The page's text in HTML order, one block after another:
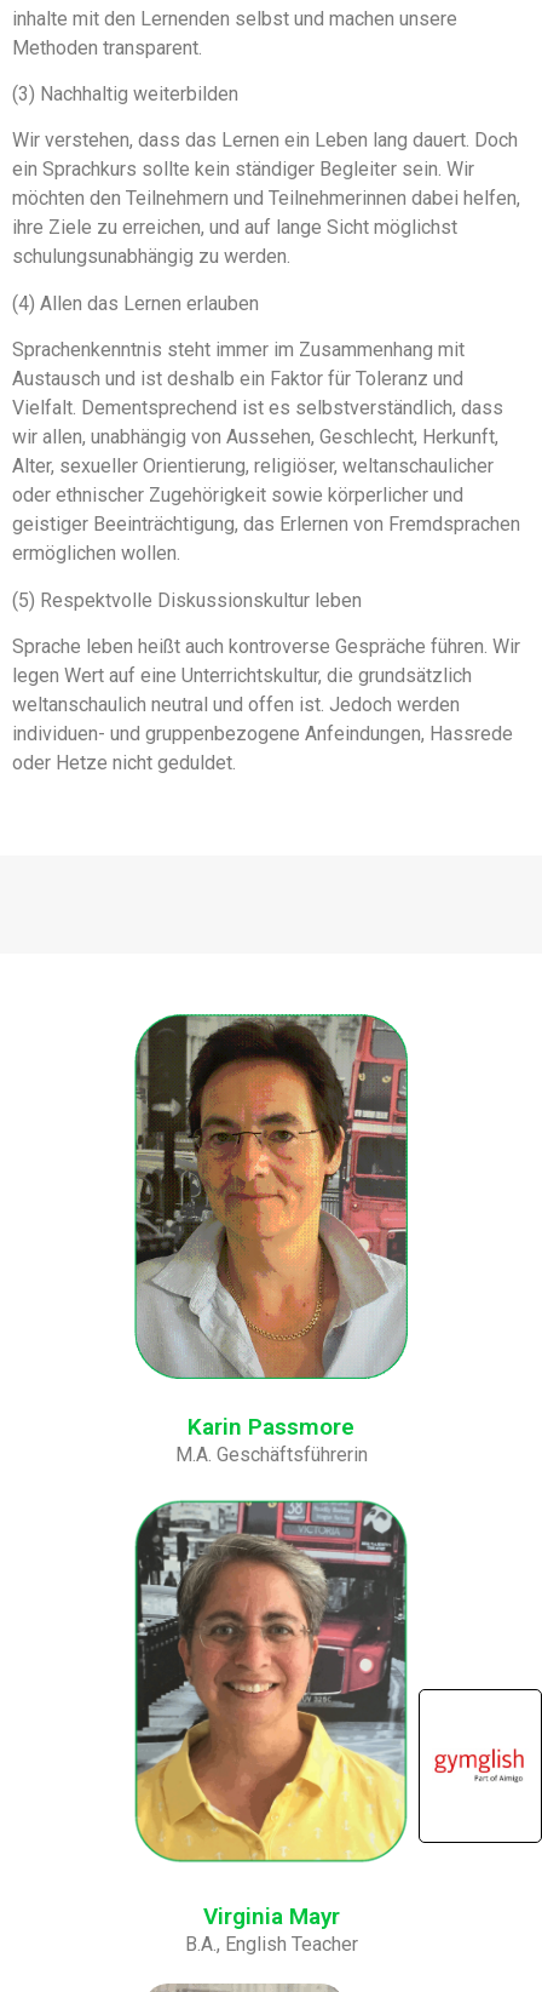
inhalte mit den Lernenden selbst und machen unsere
Methoden transparent.
(3) Nachhaltig weiterbilden
Wir verstehen, dass das Lernen ein Leben lang dauert. Doch
ein Sprachkurs sollte kein ständiger Begleiter sein. Wir
möchten den Teilnehmern und Teilnehmerinnen dabei helfen,
ihre Ziele zu erreichen, und auf lange Sicht möglichst
schulungsunabhängig zu werden.
(4) Allen das Lernen erlauben
Sprachenkenntnis steht immer im Zusammenhang mit
Austausch und ist deshalb ein Faktor für Toleranz und
Vielfalt. Dementsprechend ist es selbstverständlich, dass
wir allen, unabhängig von Aussehen, Geschlecht, Herkunft,
Alter, sexueller Orientierung, religiöser, weltanschaulicher
oder ethnischer Zugehörigkeit sowie körperlicher und
geistiger Beeinträchtigung, das Erlernen von Fremdsprachen
ermöglichen wollen.
(5) Respektvolle Diskussionskultur leben
Sprache leben heißt auch kontroverse Gespräche führen. Wir
legen Wert auf eine Unterrichtskultur, die grundsätzlich
weltanschaulich neutral und offen ist. Jedoch werden
individuen- und gruppenbezogene Anfeindungen, Hassrede
oder Hetze nicht geduldet.
Karin Passmore
M.A. Geschäftsführerin
Virginia Mayr
B.A., English Teacher